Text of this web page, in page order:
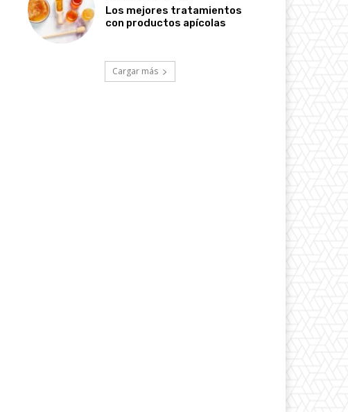
Los mejores tratamientos
con productos apícolas
Cargar más